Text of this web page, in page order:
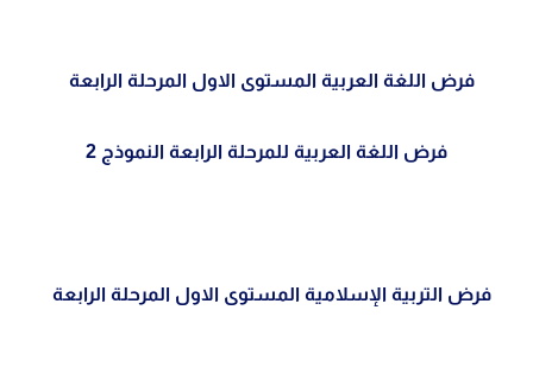
فرض اللغة العربية المستوى الاول المرحلة الرابعة
فرض اللغة العربية للمرحلة الرابعة النموذج 2
فرض التربية الإسلامية المستوى الاول المرحلة الرابعة